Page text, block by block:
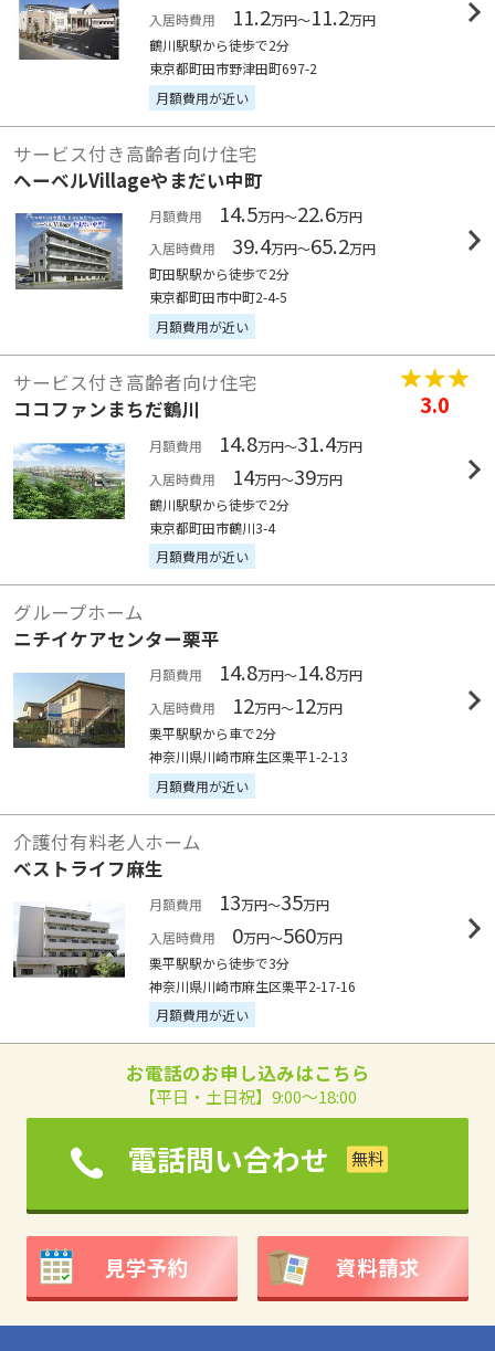
入居時費用
11.2万円～11.2万円
鶴川駅駅から徒歩で2分
東京都町田市野津田町697-2
月額費用が近い
サービス付き高齢者向け住宅
ヘーベルVillageやまだい中町
月額費用 14.5万円～22.6万円
入居時費用
39.4万円～65.2万円
町田駅駅から徒歩で2分
東京都町田市中町2-4-5
月額費用が近い
サービス付き高齢者向け住宅
ココファンまちだ鶴川
3.0
月額費用 14.8万円～31.4万円
入居時費用
14万円～39万円
鶴川駅駅から徒歩で2分
東京都町田市鶴川3-4
月額費用が近い
グループホーム
ニチイケアセンター栗平
月額費用 14.8万円～14.8万円
入居時費用
12万円～12万円
栗平駅駅から車で2分
神奈川県川崎市麻生区栗平1-2-13
月額費用が近い
介護付有料老人ホーム
ベストライフ麻生
月額費用 13万円～35万円
入居時費用
0万円～560万円
栗平駅駅から徒歩で3分
神奈川県川崎市麻生区栗平2-17-16
月額費用が近い
お電話のお申し込みはこちら
【平日・土日祝】9:00～18:00
電話問い合わせ
見学予約 資料請求